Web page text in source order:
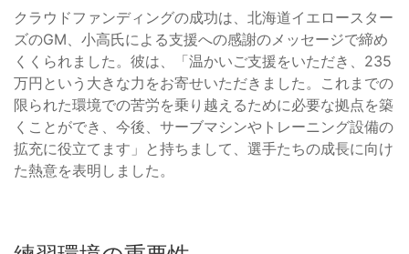
クラウドファンディングの成功は、北海道イエロースター
ズのGM、小高氏による支援への感謝のメッセージで締め
くくられました。彼は、「温かいご支援をいただき、235
万円という大きな力をお寄せいただきました。これまでの
限られた環境での苦労を乗り越えるために必要な拠点を築
くことができ、今後、サーブマシンやトレーニング設備の
拡充に役立てます」と持ちまして、選手たちの成長に向け
た熱意を表明しました。